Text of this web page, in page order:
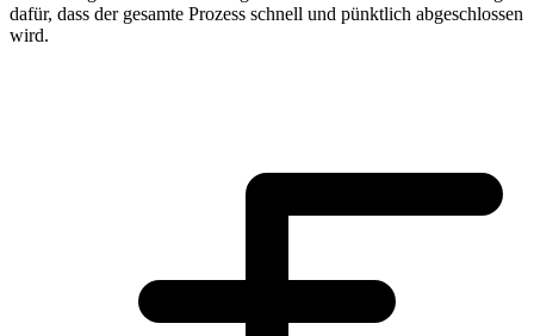
dafür, dass der gesamte Prozess schnell und pünktlich abgeschlossen
wird.